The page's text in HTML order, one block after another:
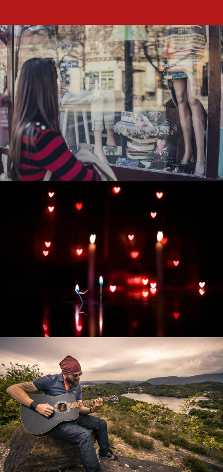
Развитие и поддержка интернет-
витрины StepClub
Смотреть проект
Развитие интернет-магазина "Всё для
праздника"
Смотреть проект
Перевод интернет-магазина
Guitaramania.ru на 1С-Битрикс
Смотреть проект